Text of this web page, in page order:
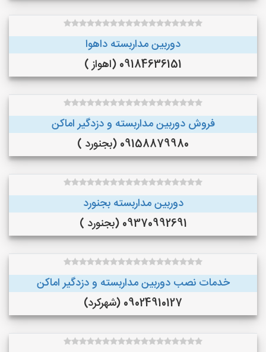
دوربین مداربسته داهوا
09184636151 (اهواز )
فروش دوربین مداربسته و دزدگیر اماکن
09158879980 (بجنورد )
دوربین مداربسته بجنورد
09370992691 (بجنورد )
خدمات نصب دوربین مداربسته و دزدگیر اماکن
09024910127 (شهرکرد)